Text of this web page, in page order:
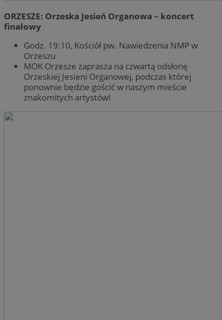
ORZESZE: Orzeska Jesień Organowa – koncert
finałowy
Godz. 19:10, Kościół pw. Nawiedzenia NMP w
Orzeszu
MOK Orzesze zaprasza na czwartą odsłonę
Orzeskiej Jesieni Organowej, podczas której
ponownie będzie gościć w naszym mieście
znakomitych artystów!